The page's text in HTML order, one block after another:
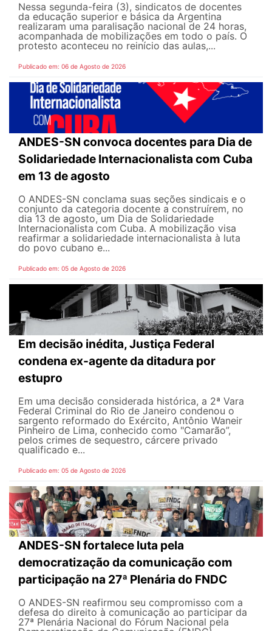
Nessa segunda-feira (3), sindicatos de docentes
da educação superior e básica da Argentina
realizaram uma paralisação nacional de 24 horas,
acompanhada de mobilizações em todo o país. O
protesto aconteceu no reinício das aulas,...
Publicado em: 06 de Agosto de 2026
ANDES-SN convoca docentes para Dia de
Solidariedade Internacionalista com Cuba
em 13 de agosto
O ANDES-SN conclama suas seções sindicais e o
conjunto da categoria docente a construírem, no
dia 13 de agosto, um Dia de Solidariedade
Internacionalista com Cuba. A mobilização visa
reafirmar a solidariedade internacionalista à luta
do povo cubano e...
Publicado em: 05 de Agosto de 2026
Em decisão inédita, Justiça Federal
condena ex-agente da ditadura por
estupro
Em uma decisão considerada histórica, a 2ª Vara
Federal Criminal do Rio de Janeiro condenou o
sargento reformado do Exército, Antônio Waneir
Pinheiro de Lima, conhecido como "Camarão”,
pelos crimes de sequestro, cárcere privado
qualificado e...
Publicado em: 05 de Agosto de 2026
ANDES-SN fortalece luta pela
democratização da comunicação com
participação na 27ª Plenária do FNDC
O ANDES-SN reafirmou seu compromisso com a
defesa do direito à comunicação ao participar da
27ª Plenária Nacional do Fórum Nacional pela